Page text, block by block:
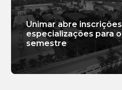
Unimar abre
especializações para
semestre